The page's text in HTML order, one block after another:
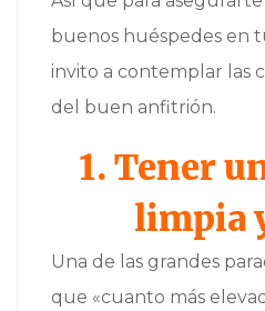
buenos huéspedes en
invito a contemplar las
del buen anfitrión.
1. Tener
limpia
Una de las grandes
que «cuanto más